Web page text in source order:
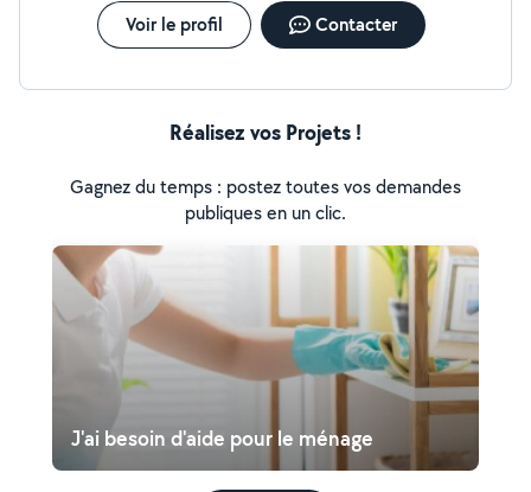
Voir le profil Contacter
Réalisez vos Projets !
Gagnez du temps : postez toutes vos demandes
publiques en un clic.
J'ai besoin d'aide pour le ménage